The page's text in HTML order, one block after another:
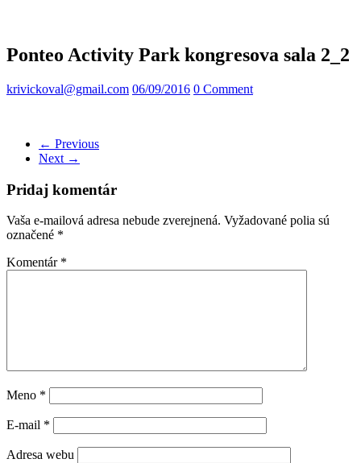
Ponteo Activity Park kongresova sala 2_2
krivickoval@gmail.com 06/09/2016 0 Comment
← Previous
Next →
Pridaj komentár
Vaša e-mailová adresa nebude zverejnená. Vyžadované polia sú
označené *
Komentár *
Meno *
E-mail *
Adresa webu